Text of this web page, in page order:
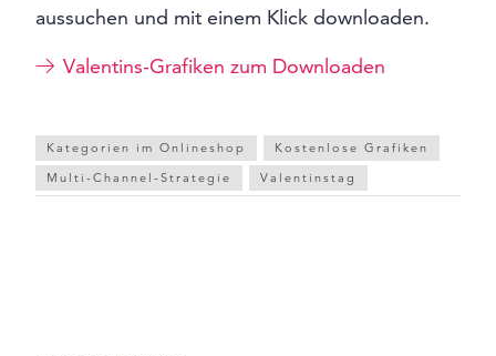
aussuchen und mit einem Klick downloaden.
Valentins-Grafiken zum Downloaden
Kategorien im Onlineshop
Kostenlose Grafiken
Multi-Channel-Strategie
Valentinstag